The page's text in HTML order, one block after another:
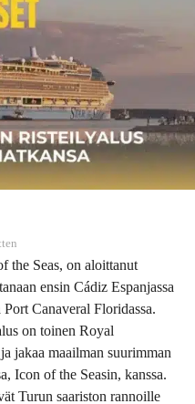
y
a
r
s
t
e
the Seas, on aloittanut
ensin Cádiz Espanjassa
Canaveral Floridassa.
on toinen Royal
jakaa maailman suurimman
Icon of the Seasin, kanssa.
Turun saariston rannoille